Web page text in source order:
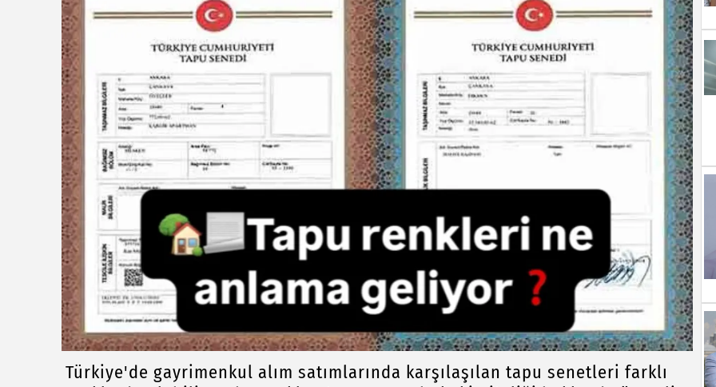
Türkiye'de gayrimenkul alım satımlarında karşılaşılan tapu senetleri farklı